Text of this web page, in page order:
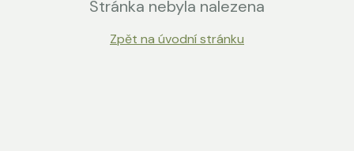
Stránka nebyla nalezena
Zpět na úvodní stránku